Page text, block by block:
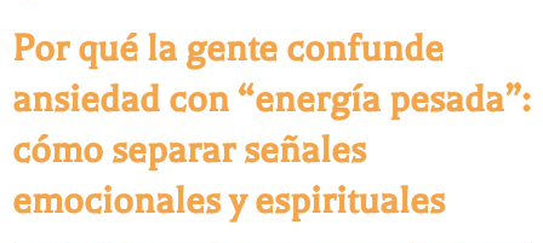
Por qué la gente confunde
ansiedad con “energía pesada”:
cómo separar señales
emocionales y espirituales